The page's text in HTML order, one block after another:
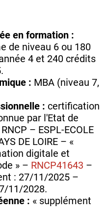
en formation :
de niveau 6 ou 180
4 et 240 crédits
: MBA (niveau 7,
: certification
par l'Etat de
– ESPL-ECOLE
DE LOIRE – «
digitale et
» – RNCP41643 –
: 27/11/2025 –
11/2028.
: « supplément